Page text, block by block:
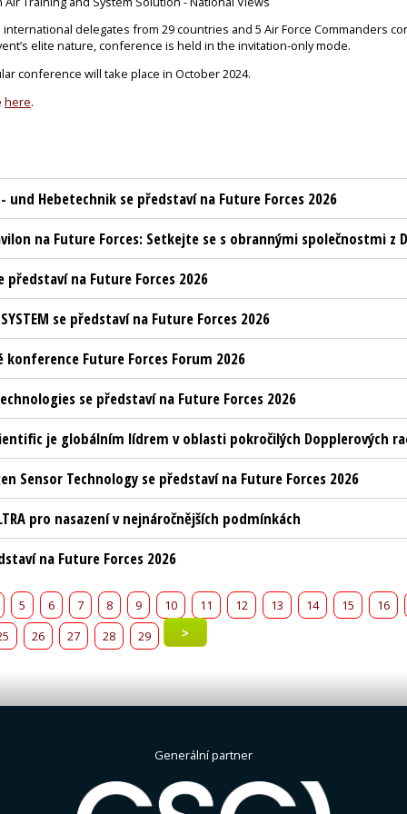
delegates from 29 countries and 5 Air Force Commanders
elite nature, conference is held in the invitation-only mode.
conference will take place in October 2024.
here.
und Hebetechnik se představí na Future Forces 2026
na Future Forces: Setkejte se s obrannými společnostmi z
představí na Future Forces 2026
SYSTEM se představí na Future Forces 2026
konference Future Forces Forum 2026
se představí na Future Forces 2026
je globálním lídrem v oblasti pokročilých Dopplerových
Sensor Technology se představí na Future Forces 2026
pro nasazení v nejnáročnějších podmínkách
na Future Forces 2026
5 6 7 8 9 10 11 12 13 14 15
16
26 27 28 29 >
Generální partner